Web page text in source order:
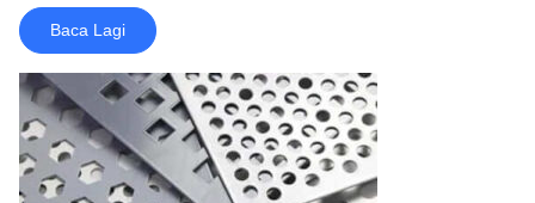
Baca Lagi